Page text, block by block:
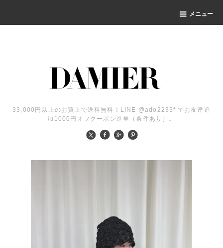
メニュー
33,000円以上のお買上で送料無料！LINE @ado2233f でお友達追
加1000円オフクーポン進呈（条件あり）。